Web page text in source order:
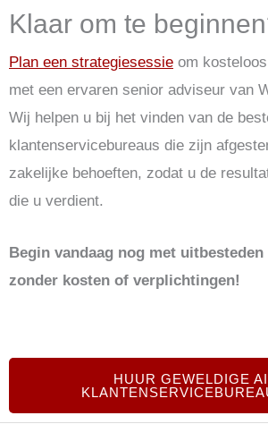
Klaar om te
Plan een strategiesessie om
met een ervaren senior adviseur van
Wij helpen u bij het vinden van de
klantenservicebureaus die zijn
zakelijke behoeften, zodat u de
die u verdient.
Begin vandaag nog met uitbesteden
zonder kosten of verplichtingen!
HUUR GEWELDIGE